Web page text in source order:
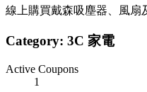
線上購買戴森吸塵器、風扇
Category: 3C 家電
Active Coupons
1